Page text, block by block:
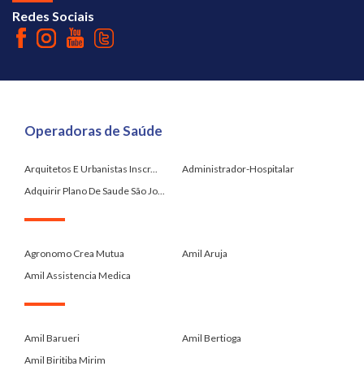
Redes Sociais
Operadoras de Saúde
Arquitetos E Urbanistas Inscr...
Administrador-Hospitalar
Adquirir Plano De Saude São Jo...
Agronomo Crea Mutua
Amil Aruja
Amil Assistencia Medica
Amil Barueri
Amil Bertioga
Amil Biritiba Mirim